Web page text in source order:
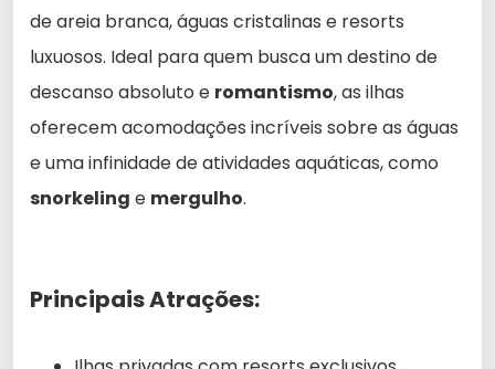
de areia branca, águas cristalinas e resorts
luxuosos. Ideal para quem busca um destino de
descanso absoluto e romantismo, as ilhas
oferecem acomodações incríveis sobre as águas
e uma infinidade de atividades aquáticas, como
snorkeling e mergulho.
Principais Atrações: